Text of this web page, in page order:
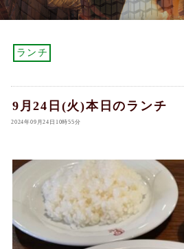
オンラインシ
ランチ
9月24日(火)本日のランチ
2024年09月24日10時55分